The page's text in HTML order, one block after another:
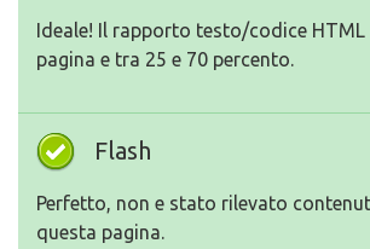
Ideale! Il rapporto testo/codice HTML
pagina e tra 25 e 70 percento.
Flash
Perfetto, non e stato rilevato
questa pagina.